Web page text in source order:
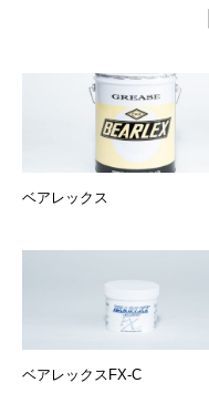
ベアレックス
ベアレックスFX-C